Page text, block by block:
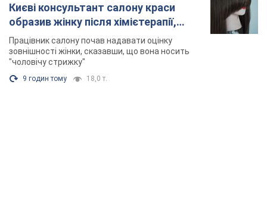
Києві консультант салону краси
образив жінку після хімієтерапії,
розгорівся скандал. Фото
Працівник салону почав надавати оцінку
зовнішності жінки, сказавши, що вона носить
"чоловічу стрижку"
9 годин тому 18,0 т.